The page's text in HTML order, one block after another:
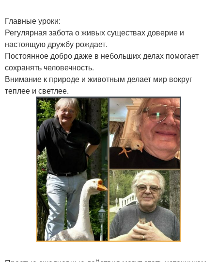
Главные уроки:
Регулярная забота о живых существах доверие и
настоящую дружбу рождает.
Постоянное добро даже в небольших делах помогает
сохранять человечность.
Внимание к природе и животным делает мир вокруг
теплее и светлее.